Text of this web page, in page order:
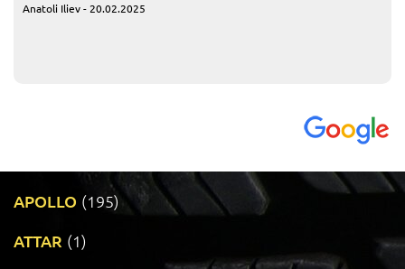
Anatoli Iliev - 20.02.2025
APOLLO (195)
ATTAR (1)